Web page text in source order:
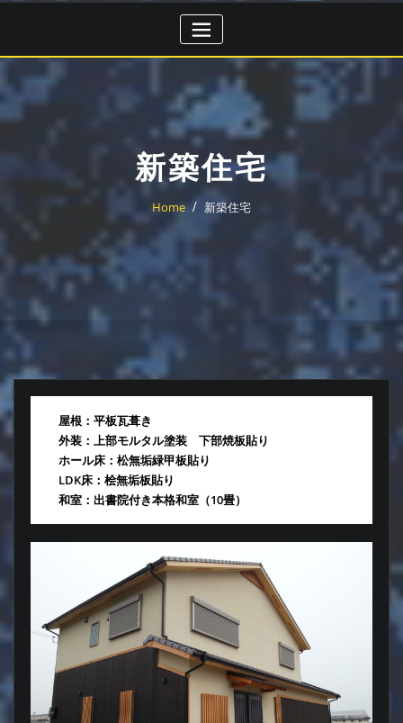
新築住宅
Home 新築住宅
屋根：平板瓦葺き
外装：上部モルタル塗装 下部焼板貼り
ホール床：松無垢緑甲板貼り
LDK床：桧無垢板貼り
和室：出書院付き本格和室（10畳）